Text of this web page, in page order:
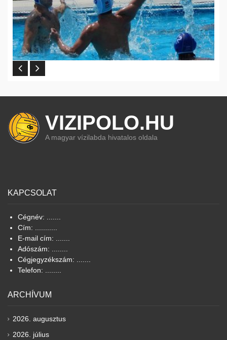
VIZIPOLO.HU
A magyar vízilabda hivatalos oldala
KAPCSOLAT
Cégnév: .......
Cím: ...........
E-mail cím: .......
Adószám: ........
Cégjegyzékszám: .......
Telefon: ........
ARCHÍVUM
2026. augusztus
2026. július